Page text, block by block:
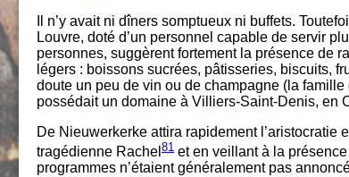
Il n’y avait ni dîners somptueux ni buffets.
Louvre, doté d’un personnel capable de servir
personnes, suggèrent fortement la présence de
légers : boissons sucrées, pâtisseries, biscuits,
doute un peu de vin ou de champagne (la
possédait un domaine à Villiers-Saint-Denis, en
De Nieuwerkerke attira rapidement l’aristocratie
tragédienne Rachel 81 et en veillant à la
programmes n’étaient généralement pas